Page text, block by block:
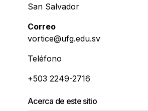
San Salvador
Correo
vortice@ufg.edu.sv
Teléfono
+503 2249-2716
Acerca de este sitio